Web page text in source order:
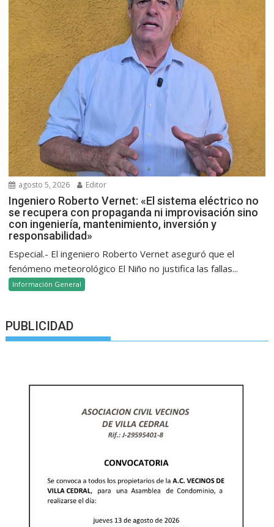
agosto 5, 2026 Editor
Ingeniero Roberto Vernet: «El sistema eléctrico no
se recupera con propaganda ni improvisación sino
con ingeniería, mantenimiento, inversión y
responsabilidad»
Especial.- El ingeniero Roberto Vernet aseguró que el
fenómeno meteorológico El Niño no justifica las fallas...
Información General
PUBLICIDAD